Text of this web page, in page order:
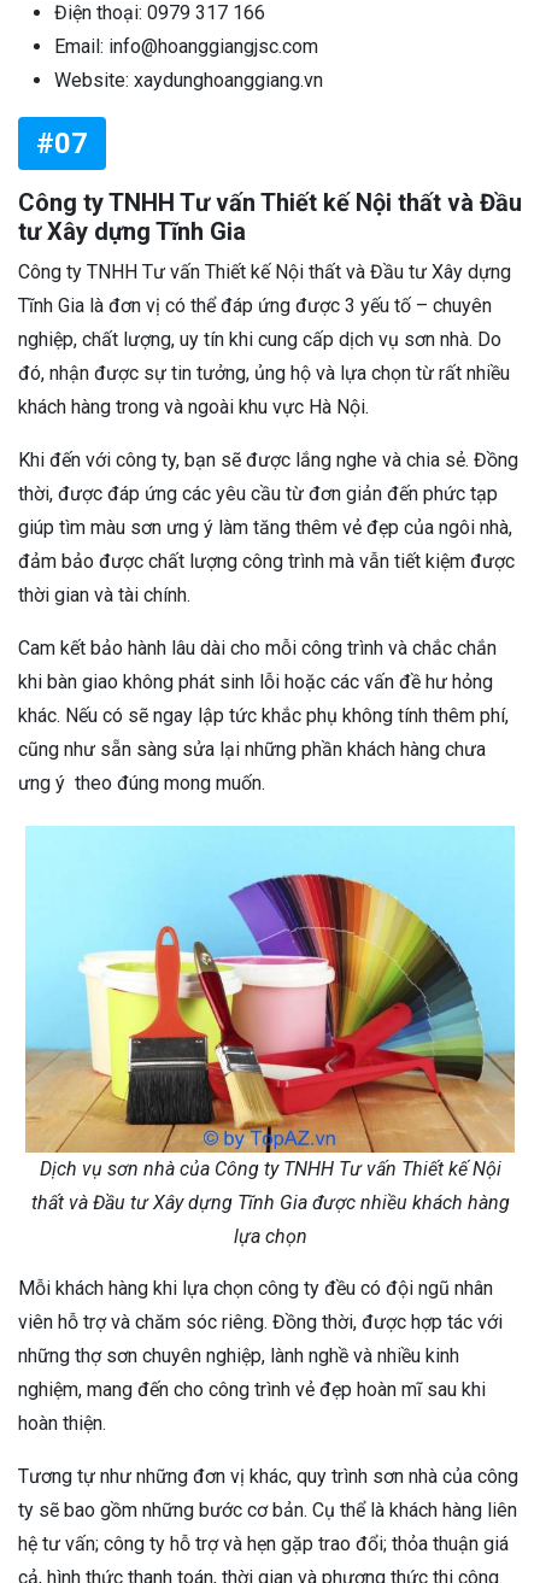
Điện thoại: 0979 317 166
Email: info@hoanggiangjsc.com
Website: xaydunghoanggiang.vn
#07
Công ty TNHH Tư vấn Thiết kế Nội thất và Đầu
tư Xây dựng Tĩnh Gia
Công ty TNHH Tư vấn Thiết kế Nội thất và Đầu tư Xây dựng
Tĩnh Gia là đơn vị có thể đáp ứng được 3 yếu tố – chuyên
nghiệp, chất lượng, uy tín khi cung cấp dịch vụ sơn nhà. Do
đó, nhận được sự tin tưởng, ủng hộ và lựa chọn từ rất nhiều
khách hàng trong và ngoài khu vực Hà Nội.
Khi đến với công ty, bạn sẽ được lắng nghe và chia sẻ. Đồng
thời, được đáp ứng các yêu cầu từ đơn giản đến phức tạp
giúp tìm màu sơn ưng ý làm tăng thêm vẻ đẹp của ngôi nhà,
đảm bảo được chất lượng công trình mà vẫn tiết kiệm được
thời gian và tài chính.
Cam kết bảo hành lâu dài cho mỗi công trình và chắc chắn
khi bàn giao không phát sinh lỗi hoặc các vấn đề hư hỏng
khác. Nếu có sẽ ngay lập tức khắc phụ không tính thêm phí,
cũng như sẵn sàng sửa lại những phần khách hàng chưa
ưng ý theo đúng mong muốn.
Dịch vụ sơn nhà của Công ty TNHH Tư vấn Thiết kế Nội
thất và Đầu tư Xây dựng Tĩnh Gia được nhiều khách hàng
lựa chọn
Mỗi khách hàng khi lựa chọn công ty đều có đội ngũ nhân
viên hỗ trợ và chăm sóc riêng. Đồng thời, được hợp tác với
những thợ sơn chuyên nghiệp, lành nghề và nhiều kinh
nghiệm, mang đến cho công trình vẻ đẹp hoàn mĩ sau khi
hoàn thiện.
Tương tự như những đơn vị khác, quy trình sơn nhà của công
ty sẽ bao gồm những bước cơ bản. Cụ thể là khách hàng liên
hệ tư vấn; công ty hỗ trợ và hẹn gặp trao đổi; thỏa thuận giá
cả, hình thức thanh toán, thời gian và phương thức thi công.